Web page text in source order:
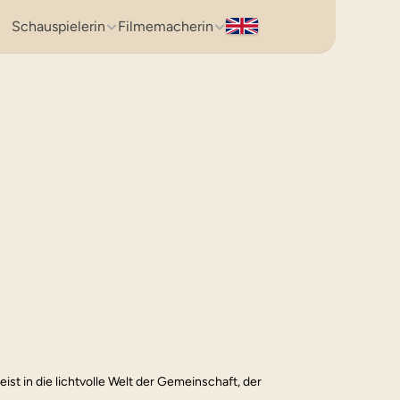
Schauspielerin Filmemacherin
in die lichtvolle Welt der Gemeinschaft, der